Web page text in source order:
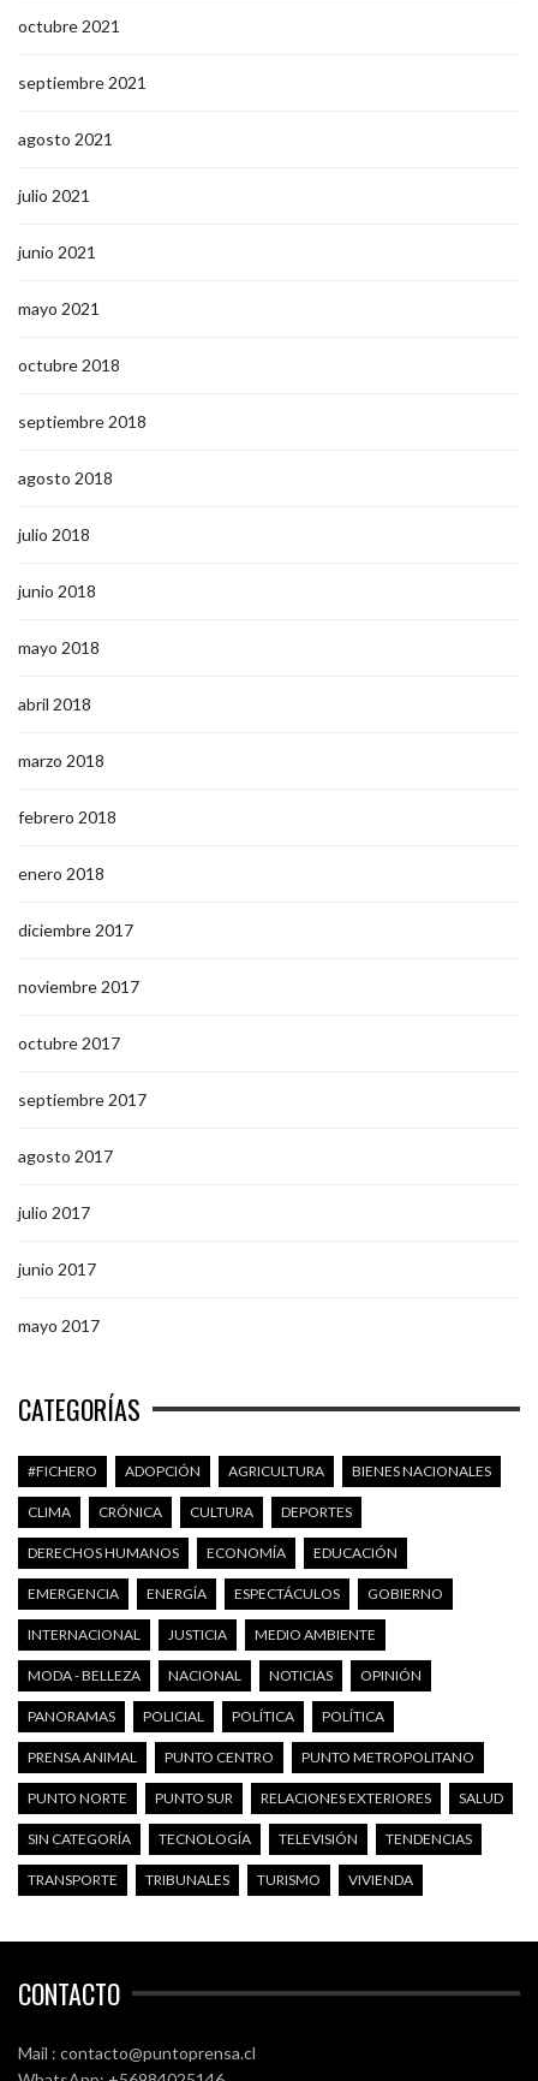
octubre 2021
septiembre 2021
agosto 2021
julio 2021
junio 2021
mayo 2021
octubre 2018
septiembre 2018
agosto 2018
julio 2018
junio 2018
mayo 2018
abril 2018
marzo 2018
febrero 2018
enero 2018
diciembre 2017
noviembre 2017
octubre 2017
septiembre 2017
agosto 2017
julio 2017
junio 2017
mayo 2017
CATEGORÍAS
#FICHERO ADOPCIÓN AGRICULTURA BIENES NACIONALES
CLIMA CRÓNICA CULTURA DEPORTES
DERECHOS HUMANOS ECONOMÍA EDUCACIÓN
EMERGENCIA ENERGÍA ESPECTÁCULOS GOBIERNO
INTERNACIONAL JUSTICIA MEDIO AMBIENTE
MODA - BELLEZA NACIONAL NOTICIAS OPINIÓN
PANORAMAS POLICIAL POLÍTICA POLÍTICA
PRENSA ANIMAL PUNTO CENTRO PUNTO METROPOLITANO
PUNTO NORTE PUNTO SUR RELACIONES EXTERIORES SALUD
SIN CATEGORÍA TECNOLOGÍA TELEVISIÓN TENDENCIAS
TRANSPORTE TRIBUNALES TURISMO VIVIENDA
CONTACTO
Mail : contacto@puntoprensa.cl